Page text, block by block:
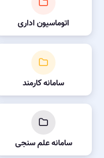
اتوماسیون اداری
سامانه کارمند
سامانه علم سنجی